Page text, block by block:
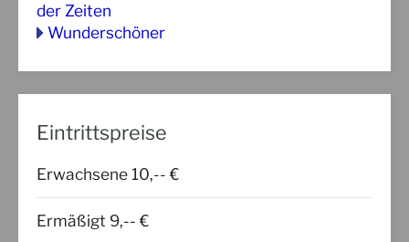
der Zeiten
Wunderschöner
Eintrittspreise
Erwachsene 10,-- €
Ermäßigt 9,-- €